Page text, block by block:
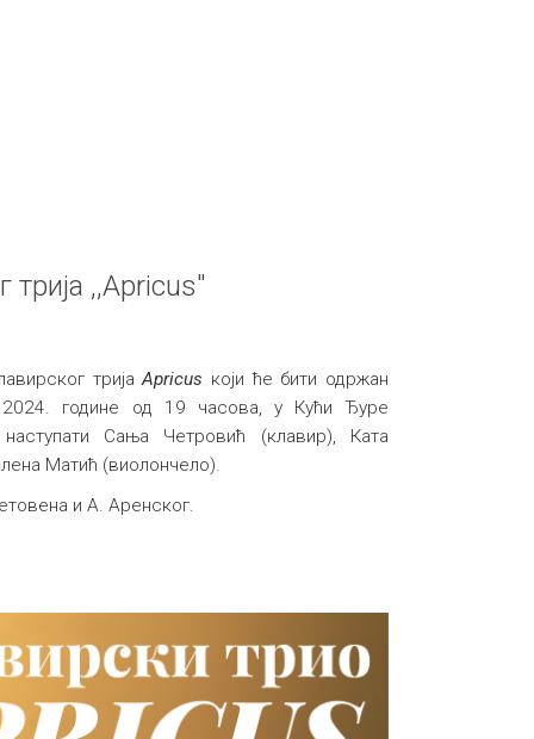
трија ,,Apricus"
тријаApricus који ће бити одржан
године од 19 часова, у Кући Ђуре
Сања Четровић (клавир), Ката
Матић (виолончело).
и А. Аренског.